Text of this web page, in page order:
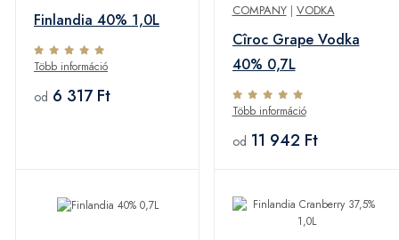
Finlandia 40% 1,0L
Több információ
od 6 317 Ft
COMPANY| VODKA
Cîroc Grape Vodka
40% 0,7L
Több információ
od 11 942 Ft